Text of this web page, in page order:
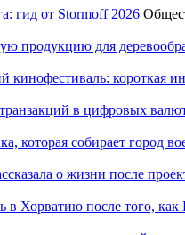
гид от Stormoff 2026
продукцию для
короткая
транзакций в цифровых
которая собирает город
о жизни после
Хорватию после того, как